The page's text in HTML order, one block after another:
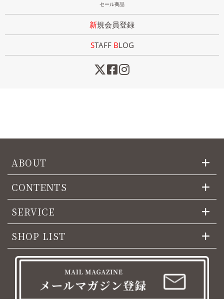
セール商品
新規会員登録
STAFF BLOG
ABOUT
CONTENTS
SERVICE
SHOP LIST